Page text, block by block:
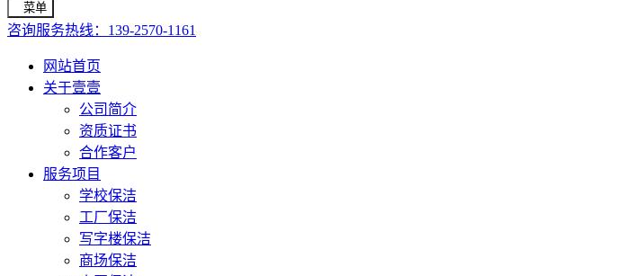
菜单
咨询服务热线：139-2570-1161
网站首页
关于壹壹
公司简介
资质证书
合作客户
服务项目
学校保洁
工厂保洁
写字楼保洁
商场保洁